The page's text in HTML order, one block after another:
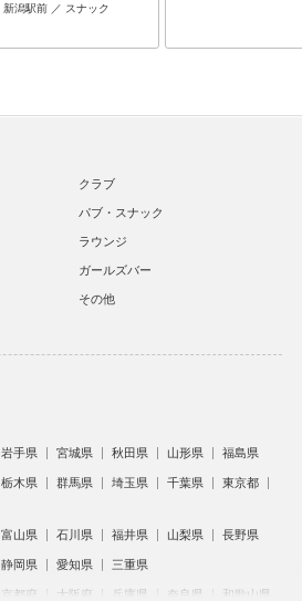
新潟駅前 ／ スナック
クラブ
パブ・スナック
ラウンジ
ガールズバー
その他
岩手県 宮城県 秋田県 山形県 福島県
栃木県 群馬県 埼玉県 千葉県
東京都
富山県 石川県 福井県 山梨県 長野県
静岡県 愛知県 三重県
京都府 大阪府 兵庫県 奈良県 和歌山県